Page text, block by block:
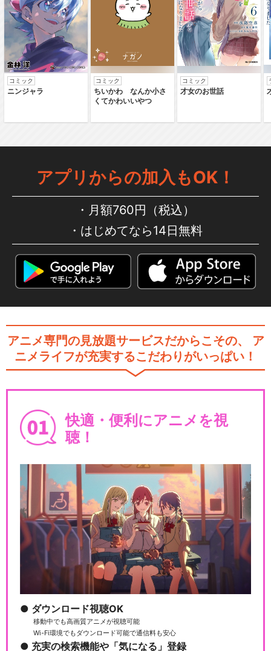
コミック
ニンジャラ
コミック
ちいかわ なんか小さ
くてかわいいやつ
コミック
才女のお世話
アプリからの加入もOK！
月額760円（税込）
はじめてなら14日無料
アニメ専門の見放題サービスだからこその、
ア
ニメライフが充実するこだわりがいっぱい！
快適・便利にアニメを視
聴！
ダウンロード視聴OK
移動中でも高画質アニメが視聴可能
Wi-Fi環境でもダウンロード可能で通信料も安心
充実の検索機能や「気になる」登録